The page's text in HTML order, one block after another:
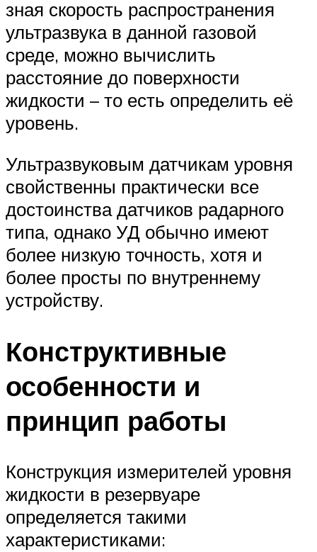
зная скорость распространения
ультразвука в данной газовой
среде, можно вычислить
расстояние до поверхности
жидкости – то есть определить её
уровень.
Ультразвуковым датчикам уровня
свойственны практически все
достоинства датчиков радарного
типа, однако УД обычно имеют
более низкую точность, хотя и
более просты по внутреннему
устройству.
Конструктивные
особенности и
принцип работы
Конструкция измерителей уровня
жидкости в резервуаре
определяется такими
характеристиками: